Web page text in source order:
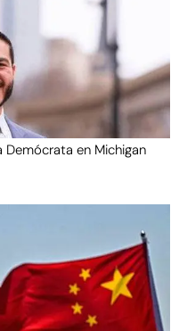
Demócrata en Michigan